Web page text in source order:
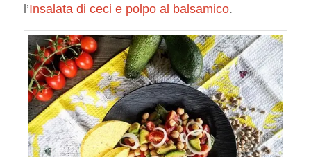
l’Insalata di ceci e polpo al balsamico.